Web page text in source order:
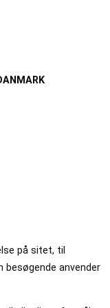
på sitet, til
besøgende anvender